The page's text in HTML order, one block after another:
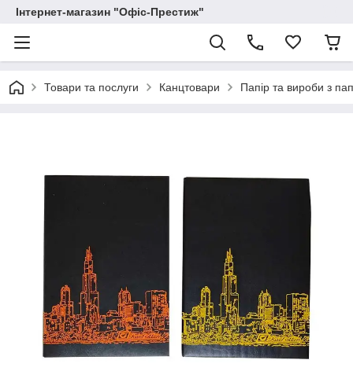
Інтернет-магазин "Офіс-Престиж"
Товари та послуги Канцтовари Папір та вироби з